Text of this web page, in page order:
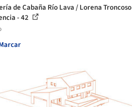
de Cabaña Río Lava / Lorena Troncoso
- 42